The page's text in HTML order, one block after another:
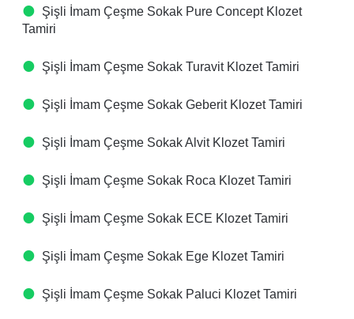
Şişli İmam Çeşme Sokak Pure Concept Klozet
Tamiri
Şişli İmam Çeşme Sokak Turavit Klozet Tamiri
Şişli İmam Çeşme Sokak Geberit Klozet Tamiri
Şişli İmam Çeşme Sokak Alvit Klozet Tamiri
Şişli İmam Çeşme Sokak Roca Klozet Tamiri
Şişli İmam Çeşme Sokak ECE Klozet Tamiri
Şişli İmam Çeşme Sokak Ege Klozet Tamiri
Şişli İmam Çeşme Sokak Paluci Klozet Tamiri